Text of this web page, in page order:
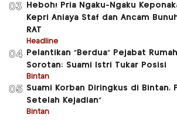
03
Heboh! Pria Ngaku-Ngaku
Kepri Aniaya Staf dan Ancam
RAT
Headline
04
Pelantikan “Berdua” Pejabat
Sorotan: Suami Istri Tukar Posisi
Bintan
05 Suami Korban Diringkus di Bintan,
Setelah Kejadian”
Bintan